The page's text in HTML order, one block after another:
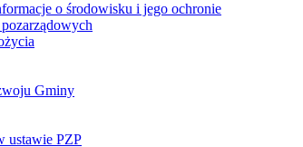
o środowisku i jego ochronie
Gminy
ustawie PZP